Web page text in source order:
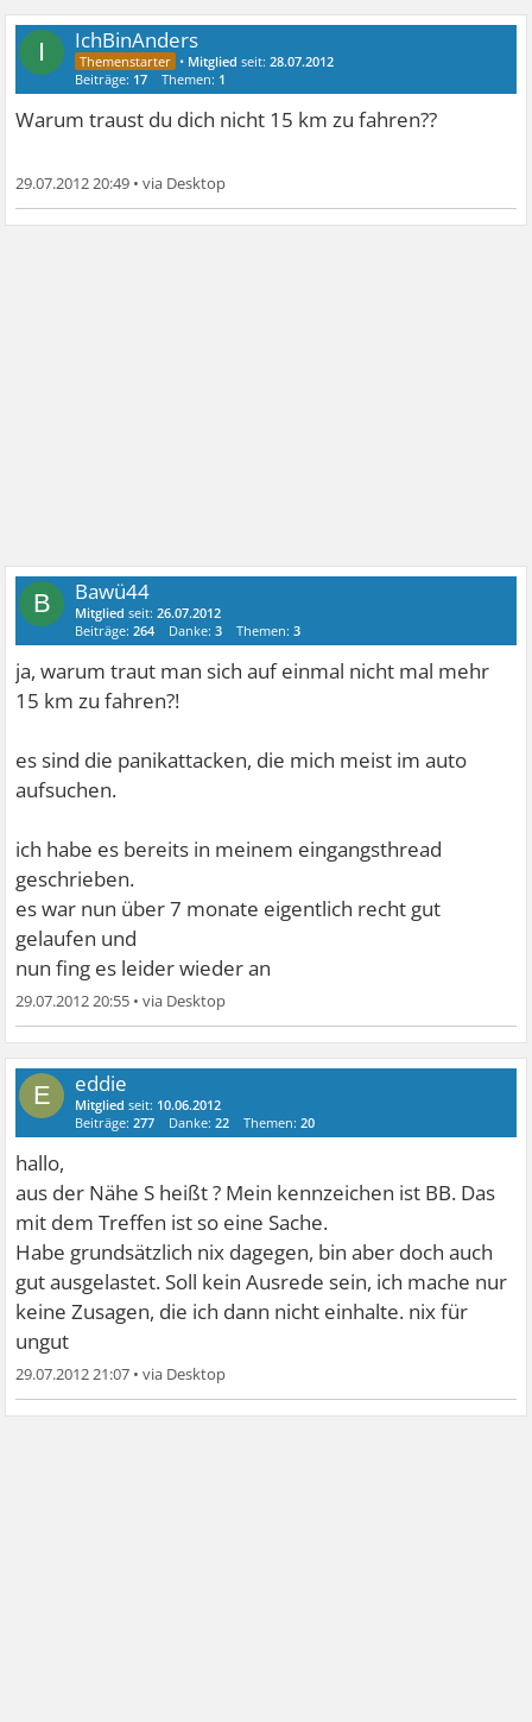
I IchBinAnders
• Mitglied seit:28.07.2012
Beiträge: 17 Themen: 1
Warum traust du dich nicht 15 km zu fahren??
29.07.2012 20:49 •
B Bawü44
Mitglied seit:26.07.2012
Beiträge:264 Danke:3 Themen:3
ja, warum traut man sich auf einmal nicht mal mehr
15 km zu fahren?!
es sind die panikattacken, die mich meist im auto
aufsuchen.
ich habe es bereits in meinem eingangsthread
geschrieben.
es war nun über 7 monate eigentlich recht gut
gelaufen und
nun fing es leider wieder an
29.07.2012 20:55 •
E eddie
Mitglied seit: 10.06.2012
Beiträge:277 Danke:22 Themen:20
hallo,
aus der Nähe S heißt ? Mein kennzeichen ist BB. Das
mit dem Treffen ist so eine Sache.
Habe grundsätzlich nix dagegen, bin aber doch auch
gut ausgelastet. Soll kein Ausrede sein, ich mache nur
keine Zusagen, die ich dann nicht einhalte. nix für
ungut
29.07.2012 21:07 •